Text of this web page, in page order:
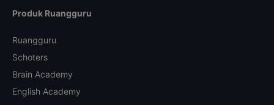
Produk Ruangguru
Ruangguru
Schoters
Brain Academy
English Academy